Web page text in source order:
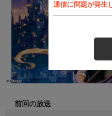
通信に問題が発生
前回の放送